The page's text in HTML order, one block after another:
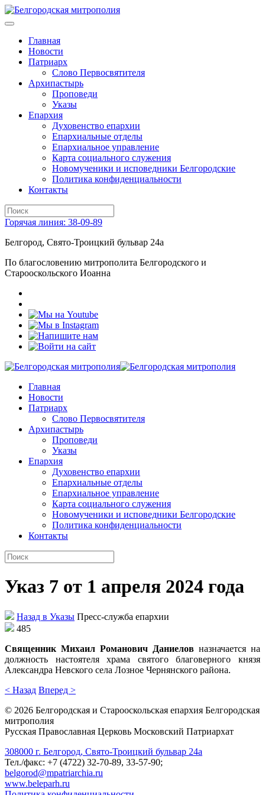
Главная
Новости
Патриарх
Слово Первосвятителя
Архипастырь
Проповеди
Указы
Епархия
Духовенство епархии
Епархиальные отделы
Епархиальное управление
Карта социального служения
Новомученики и исповедники Белгородские
Политика конфиденциальности
Контакты
Горячая линия: 38-09-89
Белгород, Свято-Троицкий бульвар 24а
По благословению митрополита Белгородского и
Старооскольского Иоанна
Главная
Новости
Патриарх
Слово Первосвятителя
Архипастырь
Проповеди
Указы
Епархия
Духовенство епархии
Епархиальные отделы
Епархиальное управление
Карта социального служения
Новомученики и исповедники Белгородские
Политика конфиденциальности
Контакты
Указ 7 от 1 апреля 2024 года
Назад в Указы Пресс-служба епархии
485
Священник Михаил Романович Даниелов назначается на
должность настоятеля храма святого благоверного князя
Александра Невского села Лозное Чернянского района.
< Назад Вперед >
© 2026 Белгородская и Старооскольская епархия Белгородская
митрополия
Русская Православная Церковь Московский Патриархат
308000 г. Белгород, Свято-Троицкий бульвар 24а
Тел./факс: +7 (4722) 32-70-89, 33-57-90;
belgorod@mpatriarchia.ru
www.beleparh.ru